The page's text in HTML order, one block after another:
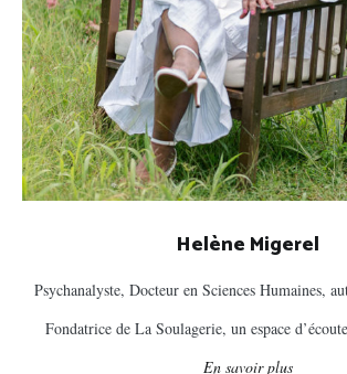
Helène Migerel
Psychanalyste, Docteur en Sciences Humaines,
Fondatrice de La Soulagerie, un espace
En savoir plus